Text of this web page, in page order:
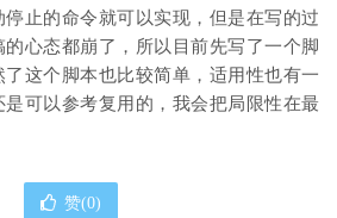
止的命令就可以实现，但是在写的过
心态都崩了，所以目前先写了一个脚
这个脚本也比较简单，适用性也有一
可以参考复用的，我会把局限性在最
赞(0)